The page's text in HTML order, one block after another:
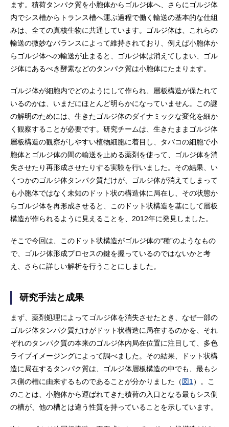
ます。積荷タンパク質を小胞体からゴルジ体へ、さらにゴルジ体
内でシス槽からトランス槽へ運ぶ過程で働く輸送の基本的な仕組
みは、全ての真核生物に共通しています。ゴルジ体は、これらの
輸送の微妙なバランスによって維持されており、例えば小胞体か
らゴルジ体への輸送が止まると、ゴルジ体は消えてしまい、ゴル
ジ体にあるべき酵素などのタンパク質は小胞体にたまります。
ゴルジ体が細胞内でどのようにして作られ、層板構造が保たれて
いるのかは、いまだにほとんど明らかになっていません。この謎
の解明のためには、生きたゴルジ体のダイナミックな変化を細か
く観察することが必要です。研究チームは、生きたままゴルジ体
層板構造の観察がしやすい植物細胞に着目し、タバコの細胞で小
胞体とゴルジ体の間の輸送を止める薬剤を使って、ゴルジ体を消
失させたり再形成させたりする実験を行いました。その結果、い
くつかのゴルジ体タンパク質だけが、ゴルジ体が消えてしまって
も小胞体ではなく未知のドット状の構造体に局在し、その状態か
らゴルジ体を再形成させると、このドット状構造を基にして層板
構造が作られるように見えることを、2012年に発見しました。
そこで今回は、このドット状構造がゴルジ体の“種”のようなもの
で、ゴルジ体形成プロセスの鍵を握っているのではないかと考
え、さらに詳しい解析を行うことにしました。
研究手法と成果
まず、薬剤処理によってゴルジ体を消失させたとき、なぜ一部の
ゴルジ体タンパク質だけがドット状構造に局在するのかを、それ
ぞれのタンパク質の本来のゴルジ体内局在位置に注目して、多色
ライブイメージングによって調べました。その結果、ドット状構
造に局在するタンパク質は、ゴルジ体層板構造の中でも、最もシ
ス側の槽に由来するものであることが分かりました（図1 ）。こ
のことは、小胞体から運ばれてきた積荷の入口となる最もシス側
の槽が、他の槽とは違う性質を持っていることを示しています。